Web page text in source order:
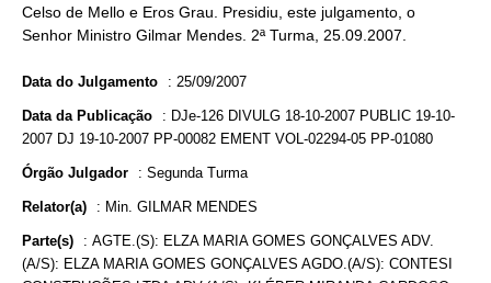
Celso de Mello e Eros Grau. Presidiu, este julgamento, o
Senhor Ministro Gilmar Mendes. 2ª Turma, 25.09.2007.
Data do Julgamento : 25/09/2007
Data da Publicação : DJe-126 DIVULG 18-10-2007 PUBLIC 19-10-
2007 DJ 19-10-2007 PP-00082 EMENT VOL-02294-05 PP-01080
Órgão Julgador : Segunda Turma
Relator(a) : Min. GILMAR MENDES
Parte(s) : AGTE.(S): ELZA MARIA GOMES GONÇALVES ADV.
(A/S): ELZA MARIA GOMES GONÇALVES AGDO.(A/S): CONTESI